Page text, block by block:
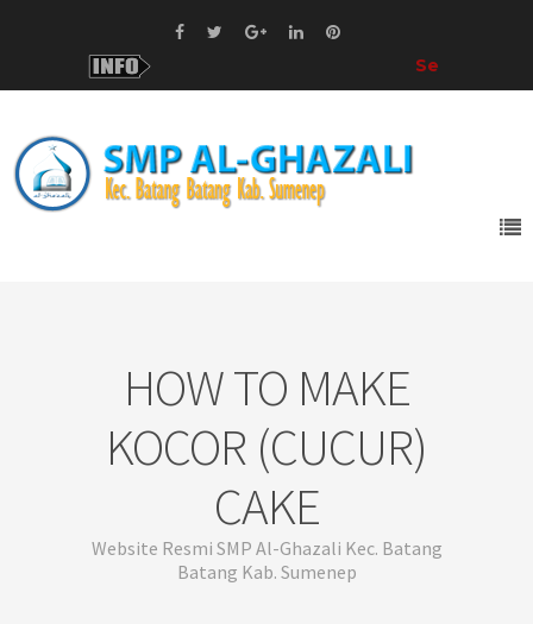
Selamat Datang!
HOW TO MAKE
KOCOR (CUCUR)
CAKE
Website Resmi SMP Al-Ghazali Kec. Batang
Batang Kab. Sumenep